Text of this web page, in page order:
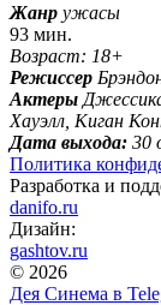
Жанр ужасы
93 мин.
Возраст: 18+
Режиссер
Актеры
Хауэлл, Киган
Дата выхода: 30
Политика
Разработка и
danifo.ru
Дизайн:
gashtov.ru
© 2026
Дея Синема в